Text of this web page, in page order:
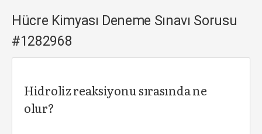
Hücre Kimyası Deneme Sınavı Sorusu
#1282968
Hidroliz reaksiyonu sırasında ne
olur?